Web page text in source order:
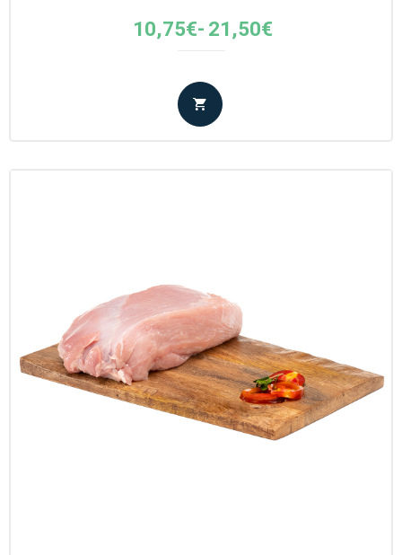
10,75€- 21,50€
Fascia
prezzo:
da
10,75€